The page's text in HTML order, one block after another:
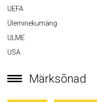
UEFA
Üleminekumäng
ULME
USA
Märksõnad